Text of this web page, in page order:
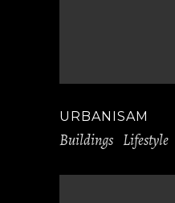
URBANISAM
Buildings Lifestyle